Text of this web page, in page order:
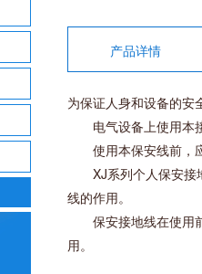
产品详情
为保证人身和设备的安
电气设备上使用本接
使用本保安线前，应
XJ系列个人保安接地
线的作用。
保安接地线在使用前
用。